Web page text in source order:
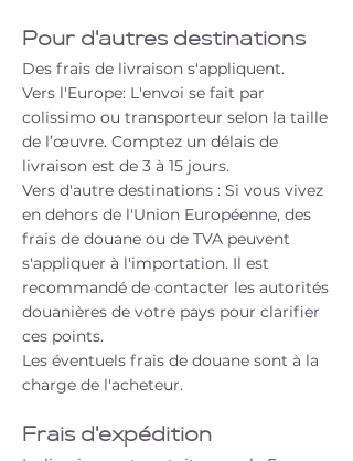
Pour d'autres destinations
Des frais de livraison s'appliquent.
Vers l'Europe: L'envoi se fait par
colissimo ou transporteur selon la taille
de l’œuvre. Comptez un délais de
livraison est de 3 à 15 jours.
Vers d'autre destinations : Si vous vivez
en dehors de l'Union Européenne, des
frais de douane ou de TVA peuvent
s'appliquer à l'importation. Il est
recommandé de contacter les autorités
douanières de votre pays pour clarifier
ces points.
Les éventuels frais de douane sont à la
charge de l'acheteur.
Frais d'expédition